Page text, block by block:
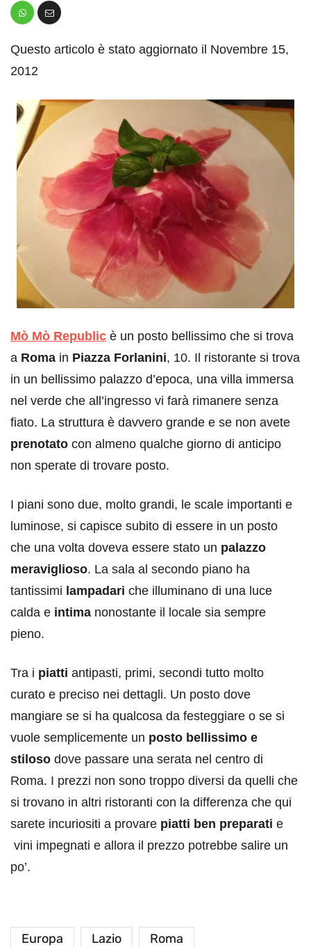
Questo articolo è stato aggiornato il Novembre 15,
2012
Mò Mò Republic è un posto bellissimo che si trova
a Roma in Piazza Forlanini, 10. Il ristorante si trova
in un bellissimo palazzo d’epoca, una villa immersa
nel verde che all’ingresso vi farà rimanere senza
fiato. La struttura è davvero grande e se non avete
prenotato con almeno qualche giorno di anticipo
non sperate di trovare posto.
I piani sono due, molto grandi, le scale importanti e
luminose, si capisce subito di essere in un posto
che una volta doveva essere stato un palazzo
meraviglioso. La sala al secondo piano ha
tantissimi lampadari che illuminano di una luce
calda e intima nonostante il locale sia sempre
pieno.
Tra i piatti antipasti, primi, secondi tutto molto
curato e preciso nei dettagli. Un posto dove
mangiare se si ha qualcosa da festeggiare o se si
vuole semplicemente un posto bellissimo e
stiloso dove passare una serata nel centro di
Roma. I prezzi non sono troppo diversi da quelli che
si trovano in altri ristoranti con la differenza che qui
sarete incuriositi a provare piatti ben preparati e
vini impegnati e allora il prezzo potrebbe salire un
po’.
Europa Lazio
Roma